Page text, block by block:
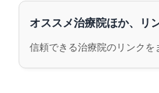
オススメ治療院ほか、リ
信頼できる治療院のリンクを